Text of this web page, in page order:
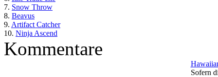
7. Snow Throw
8. Beavus
9. Artifact Catcher
10. Ninja Ascend
Kommentare
Sofern